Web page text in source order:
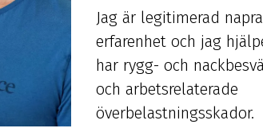
Jag är legitimerad
erfarenhet och jag
har rygg- och
och arbetsrelaterade
överbelastningsskador.